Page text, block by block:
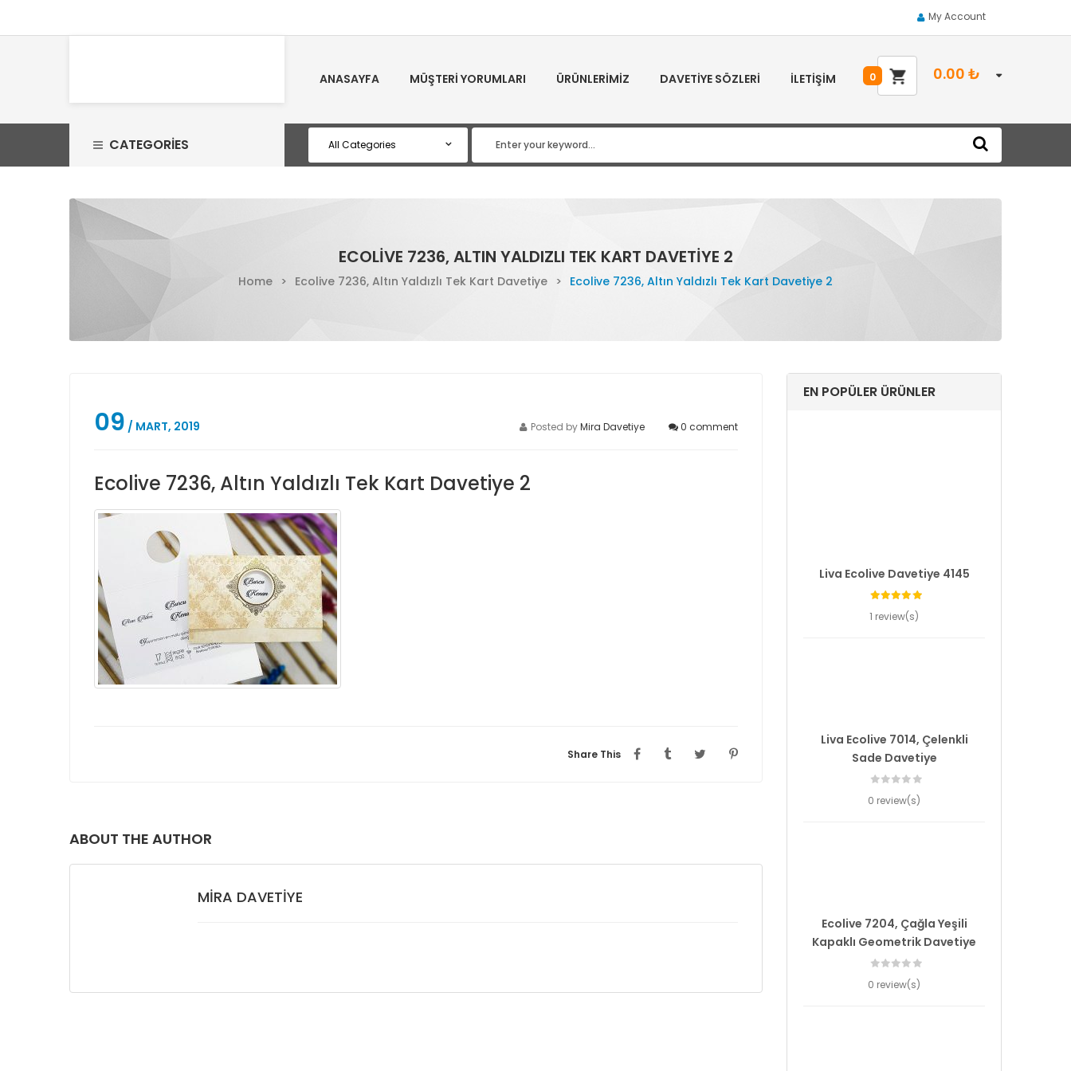
My Account
ANASAYFA MÜŞTERI YORUMLARI ÜRÜNLERIMIZ DAVETIYE SÖZLERI İLETIŞIM 0.00 ₺
0
CATEGORIES
ECOLIVE 7236, ALTIN YALDIZLI TEK KART DAVETIYE 2
Home > Ecolive 7236, Altın Yaldızlı Tek Kart Davetiye > Ecolive 7236, Altın Yaldızlı Tek Kart Davetiye 2
09 / MART, 2019 0 comment
Posted byMira Davetiye
Ecolive 7236, Altın Yaldızlı Tek Kart Davetiye 2
Share This
ABOUT THE AUTHOR
MIRA DAVETIYE
EN POPÜLER ÜRÜNLER
Liva Ecolive Davetiye 4145
1 review(s)
Liva Ecolive 7014, Çelenkli
Sade Davetiye
0 review(s)
Ecolive 7204, Çağla Yeşili
Kapaklı Geometrik Davetiye
0 review(s)